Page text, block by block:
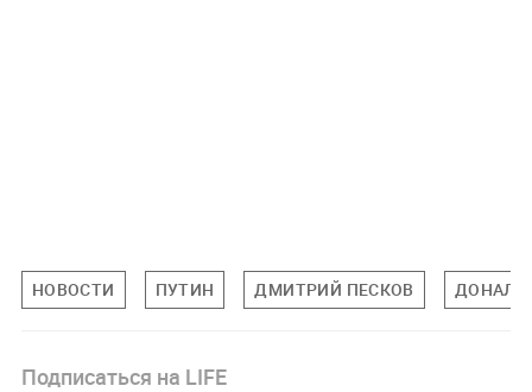
НОВОСТИ ПУТИН ДМИТРИЙ ПЕСКОВ
Подписаться на LIFE